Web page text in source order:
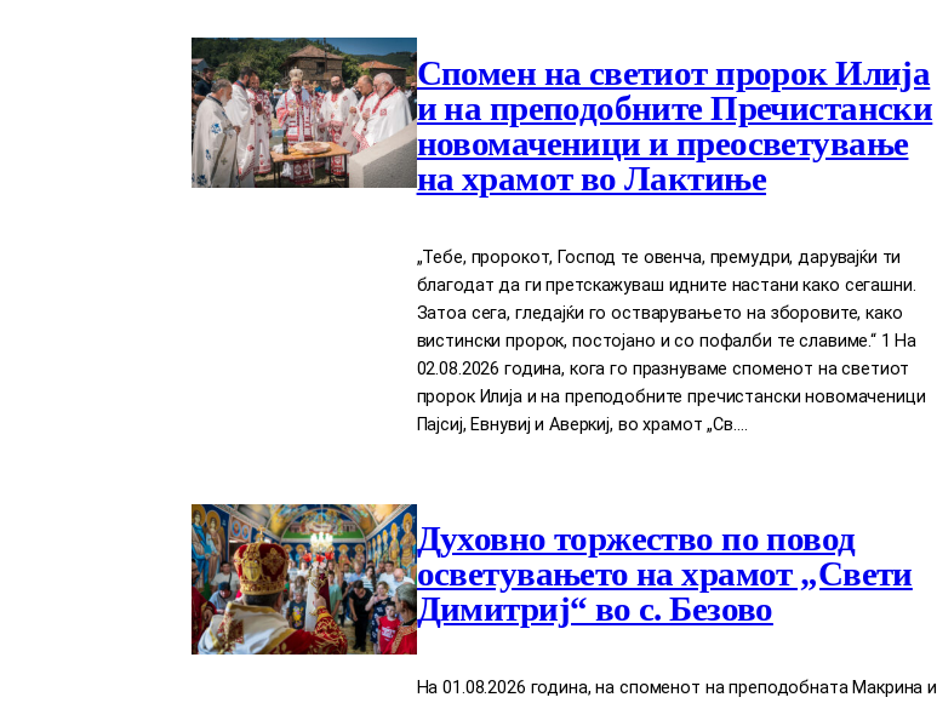
Спомен на светиот пророк Илија
и на преподобните Пречистански
новомаченици и преосветување
на храмот во Лактиње
„Тебе, пророкот, Господ те овенча, премудри, дарувајќи ти
благодат да ги претскажуваш идните настани како сегашни.
Затоа сега, гледајќи го остварувањето на зборовите, како
вистински пророк, постојано и со пофалби те славиме.“ 1 На
02.08.2026 година, кога го празнуваме споменот на светиот
пророк Илија и на преподобните пречистански новомаченици
Пајсиј, Евнувиј и Аверкиј, во храмот „Св.…
Духовно торжество по повод
осветувањето на храмот „Свети
Димитриј“ во с. Безово
На 01.08.2026 година, на споменот на преподобната Макрина и